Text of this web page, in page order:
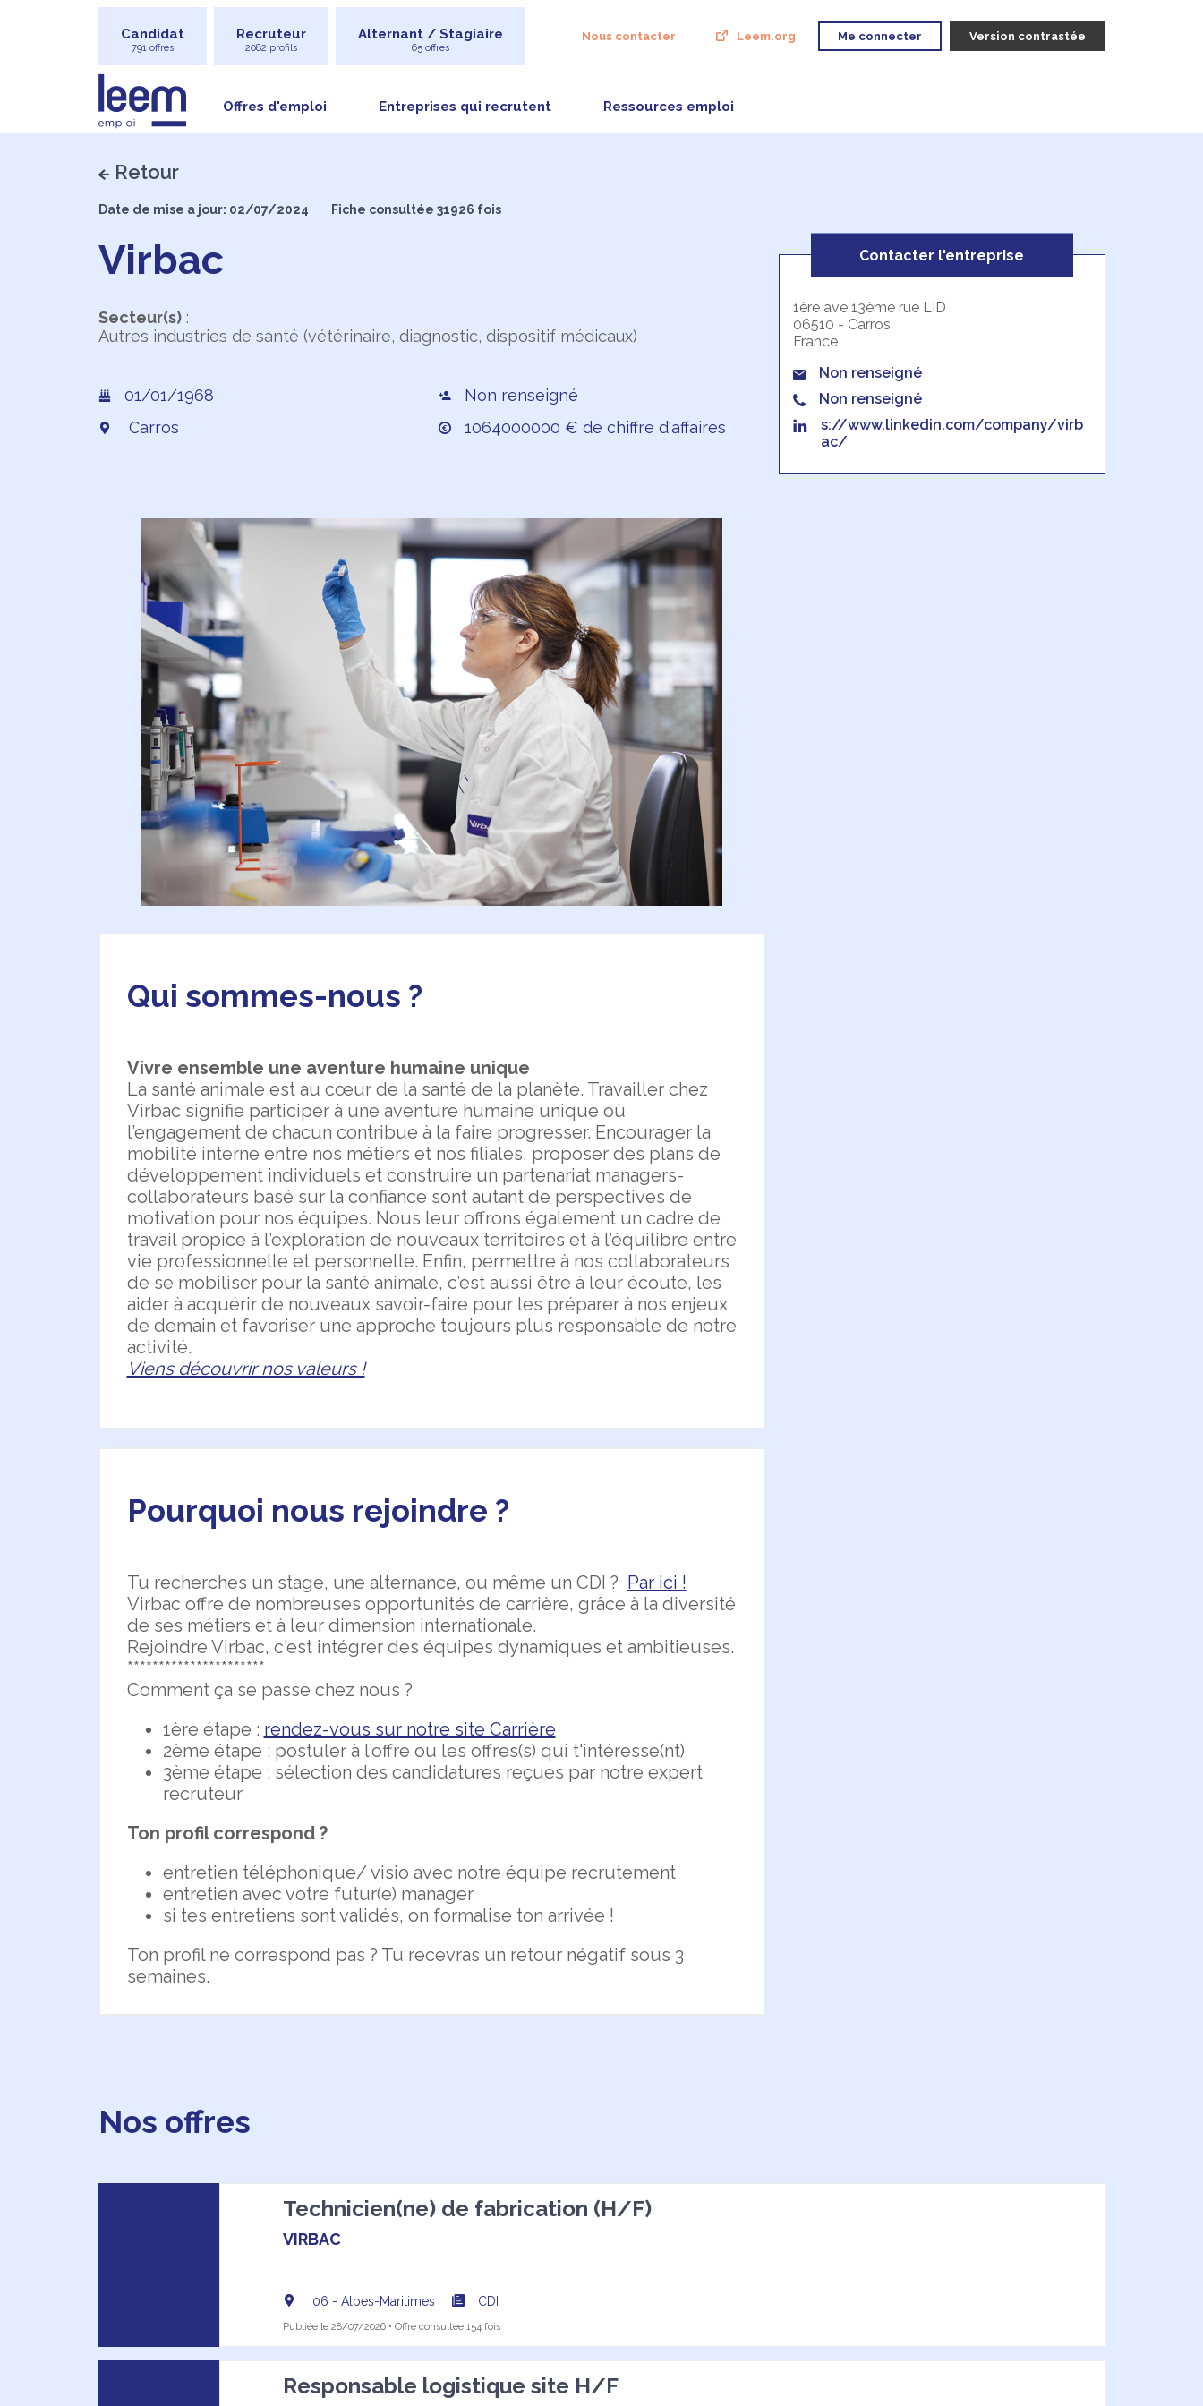
Candidat
791 offres
Recruteur
2082 profils
Alternant / Stagiaire
65 offres
Nous contacter Leem.org Me connecter Version contrastée
Offres d'emploi Entreprises qui recrutent Ressources emploi
Retour
Date de mise a jour: 02/07/2024 Fiche consultée 31926 fois
Virbac
Secteur(s):
Autres industries de santé (vétérinaire, diagnostic, dispositif médicaux)
01/01/1968
Carros
Non renseigné
1064000000 € de chiffre d'affaires
Contacter l'entreprise
1ère ave 13ème rue LID
06510 - Carros
France
Non renseigné
Non renseigné
s://www.linkedin.com/company/virb
ac/
Qui sommes-nous ?
Vivre ensemble une aventure humaine unique
La santé animale est au cœur de la santé de la planète. Travailler chez
Virbac signifie participer à une aventure humaine unique où
l’engagement de chacun contribue à la faire progresser. Encourager la
mobilité interne entre nos métiers et nos filiales, proposer des plans de
développement individuels et construire un partenariat managers-
collaborateurs basé sur la confiance sont autant de perspectives de
motivation pour nos équipes. Nous leur offrons également un cadre de
travail propice à l’exploration de nouveaux territoires et à l’équilibre entre
vie professionnelle et personnelle. Enfin, permettre à nos collaborateurs
de se mobiliser pour la santé animale, c’est aussi être à leur écoute, les
aider à acquérir de nouveaux savoir-faire pour les préparer à nos enjeux
de demain et favoriser une approche toujours plus responsable de notre
activité.
Viens découvrir nos valeurs !
Pourquoi nous rejoindre ?
Tu recherches un stage, une alternance, ou même un CDI ? Par ici !
Virbac offre de nombreuses opportunités de carrière, grâce à la diversité
de ses métiers et à leur dimension internationale.
Rejoindre Virbac, c'est intégrer des équipes dynamiques et ambitieuses.
**********************
Comment ça se passe chez nous ?
1ère étape : rendez-vous sur notre site Carrière
2ème étape : postuler à l’offre ou les offres(s) qui t'intéresse(nt)
3ème étape : sélection des candidatures reçues par notre expert
recruteur
Ton profil correspond ?
entretien téléphonique/ visio avec notre équipe recrutement
entretien avec votre futur(e) manager
si tes entretiens sont validés, on formalise ton arrivée !
Ton profil ne correspond pas ? Tu recevras un retour négatif sous 3
semaines.
Nos offres
Technicien(ne) de fabrication (H/F)
VIRBAC
06 - Alpes-Maritimes CDI
Publiée le 28/07/2026 • Offre consultée 154 fois
Responsable logistique site H/F